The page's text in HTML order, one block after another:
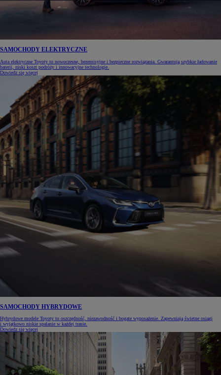
SAMOCHODY ELEKTRYCZNE
Auta elektryczne Toyoty to nowoczesne, bezemisyjne i bezpieczne rozwiązania. Gwarantują szybkie ładowanie
baterii, niski koszt podróży i innowacyjne technologie.
Dowiedz się więcej
SAMOCHODY HYBRYDOWE
Hybrydowe modele Toyoty to oszczędność, niezawodność i bogate wyposażenie. Zapewniają świetne osiągi
i wyjątkowo niskie spalanie w każdej trasie.
Dowiedz się więcej